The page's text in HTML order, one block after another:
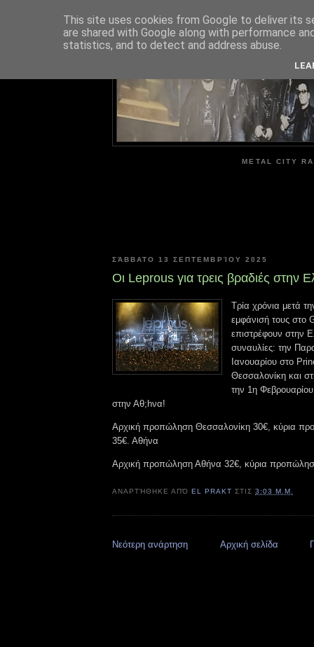
METAL CITY
ΣΆΒΒΑΤΟ 13 ΣΕΠΤΕΜΒΡΊΟΥ 2025
Οι Leprous για τρεις βραδιές στην
Τρία χρόνια μετά
εμφάνισή τους στο
επιστρέφουν στην
συναυλίες: την
Ιανουαρίου στο
Θεσσαλονίκη και
την 1η
στην Αθ;hνα!
Αρχική προπώληση Θεσσαλονίκη 30€, κύρια
35€. Αθήνα
Αρχική προπώληση Αθήνα 32€, κύρια
ΑΝΑΡΤΉΘΗΚΕ ΑΠΌEL PRAKT ΣΤΙΣ3:03 Μ.Μ.
Νεότερη ανάρτηση Αρχική σελίδα
This site uses cookies from Google to deliver its
are shared with Google along with performance
statistics, and to detect and address abuse.